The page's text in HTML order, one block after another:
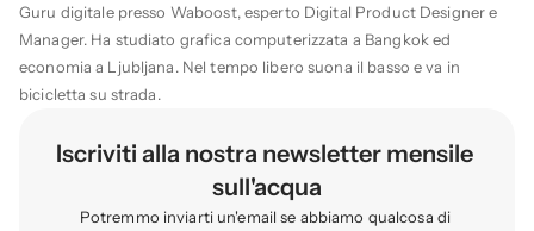
Guru digitale presso Waboost, esperto Digital Product Designer e
Manager. Ha studiato grafica computerizzata a Bangkok ed
economia a Ljubljana. Nel tempo libero suona il basso e va in
bicicletta su strada.
Iscriviti alla nostra newsletter mensile
sull'acqua
Potremmo inviarti un'email se abbiamo qualcosa di